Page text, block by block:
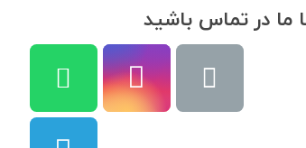
ما در تماس باشید